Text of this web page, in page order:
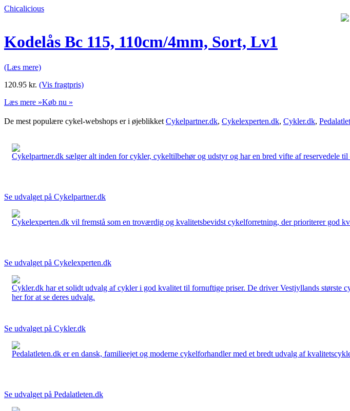
Chicalicious
Kodelås Bc 115, 110cm/4mm, Sort, Lv1
(Læs mere)
120.95 kr. (Vis fragtpris)
Læs mere »Køb nu »
De mest populære cykel-webshops er i øjeblikket Cykelpartner.dk, Cykelexperten.dk, Cykler.dk,
Cykelpartner.dk sælger alt inden for cykler, cykeltilbehør og udstyr og har en bred vifte af reservedele
Se udvalget på Cykelpartner.dk
Cykelexperten.dk vil fremstå som en troværdig og kvalitetsbevidst cykelforretning, der prioriterer god
Se udvalget på Cykelexperten.dk
Cykler.dk har et solidt udvalg af cykler i god kvalitet til fornuftige priser. De driver Vestjyllands
her for at se deres udvalg.
Se udvalget på Cykler.dk
Pedalatleten.dk er en dansk, familieejet og moderne cykelforhandler med et bredt udvalg af
Se udvalget på Pedalatleten.dk